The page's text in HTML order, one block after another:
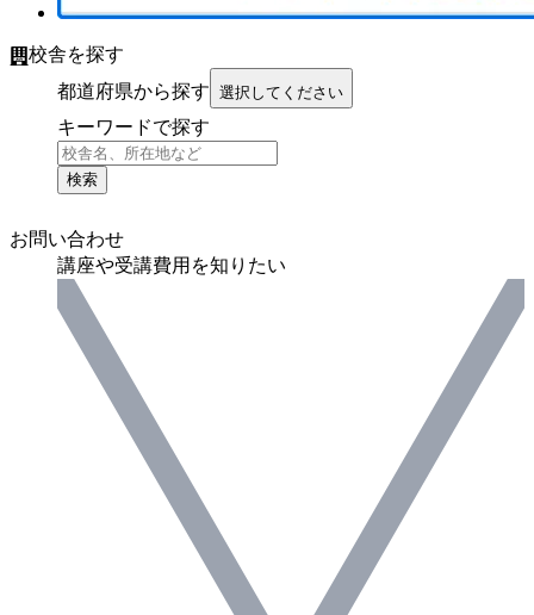
校舎を探す
都道府県から探す 選択してください
キーワードで探す
検索
お問い合わせ
講座や受講費用を知りたい